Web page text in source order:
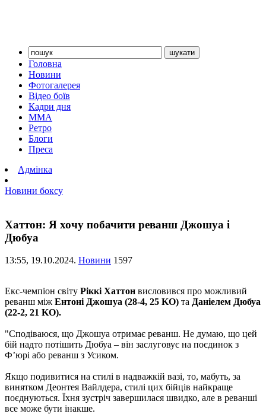
Головна
Новини
Фотогалерея
Відео боїв
Кадри дня
ММА
Ретро
Блоги
Преса
Адмінка
Новини боксу
Хаттон: Я хочу побачити реванш Джошуа і
Дюбуа
13:55, 19.10.2024. Новини 1597
Екс-чемпіон світу Ріккі Хаттон висловився про можливий
реванш між Ентоні Джошуа (28-4, 25 KO) та Даніелем Дюбуа
(22-2, 21 KO).
"Сподіваюся, що Джошуа отримає реванш. Не думаю, що цей
бій надто потішить Дюбуа – він заслуговує на поєдинок з
Фʼюрі або реванш з Усиком.
Якщо подивитися на стилі в надважкій вазі, то, мабуть, за
винятком Деонтея Вайлдера, стилі цих бійців найкраще
поєднуються. Їхня зустріч завершилася швидко, але в реванші
все може бути інакше.